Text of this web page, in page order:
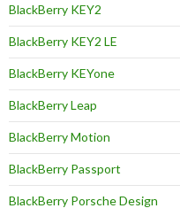
BlackBerry KEY2
BlackBerry KEY2 LE
BlackBerry KEYone
BlackBerry Leap
BlackBerry Motion
BlackBerry Passport
BlackBerry Porsche Design